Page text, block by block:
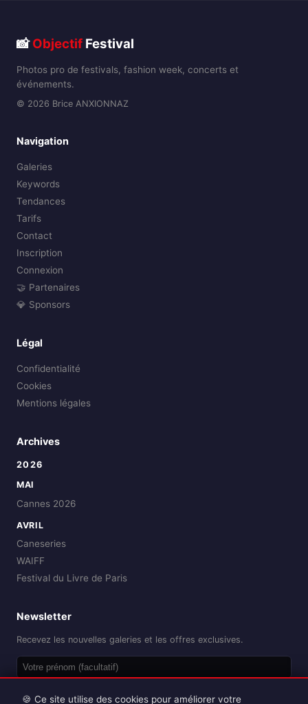
📸Objectif Festival
Photos pro de festivals, fashion week, concerts et
événements.
© 2026 Brice ANXIONNAZ
Navigation
Galeries
Keywords
Tendances
Tarifs
Contact
Inscription
Connexion
🤝 Partenaires
💎 Sponsors
Légal
Confidentialité
Cookies
Mentions légales
Archives
2026
MAI
Cannes 2026
AVRIL
Caneseries
WAIFF
Festival du Livre de Paris
Newsletter
Recevez les nouvelles galeries et les offres exclusives.
🍪 Ce site utilise des cookies pour améliorer votre